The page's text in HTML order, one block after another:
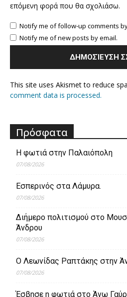
επόμενη φορά που θα σχολιάσω.
Notify me of follow-up comments
Notify me of new posts by email.
This site uses Akismet to reduce
comment data is processed.
Πρόσφατα
Η φωτιά στην Παλαιόπολη
07/08/2026
Εσπερινός στα Λάμυρα.
07/08/2026
Διήμερο πολιτισμού στο
Άνδρου
07/08/2026
Ο Λεωνίδας Ραπτάκης στην
07/08/2026
Έσβησε η φωτιά στο Άνω